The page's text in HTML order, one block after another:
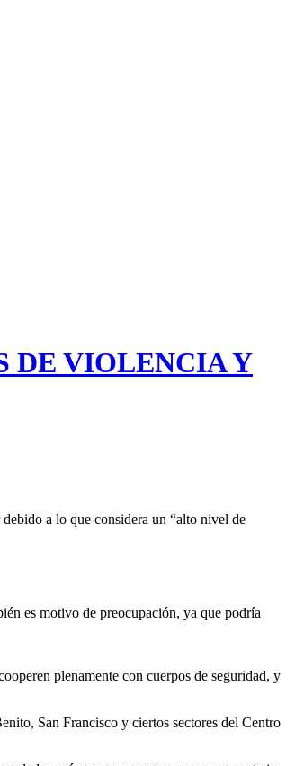
DE VIOLENCIA Y
a lo que considera un “alto nivel de
es motivo de preocupación, ya que podría
plenamente con cuerpos de seguridad, y
San Francisco y ciertos sectores del Centro